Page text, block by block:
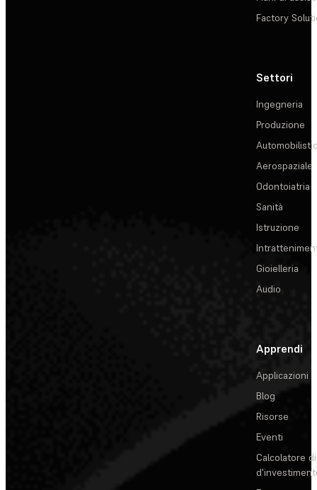
Factory
Settori
Ingegneria
Produzione
Aerospaziale
Odontoiatria
Sanità
Istruzione
Gioielleria
Audio
Apprendi
Applicazioni
Blog
Risorse
Eventi
Calcolatore